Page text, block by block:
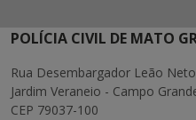
POLÍCIA CIVIL DE MATO
Rua Desembargador Leão
Jardim Veraneio - Campo
CEP 79037-100